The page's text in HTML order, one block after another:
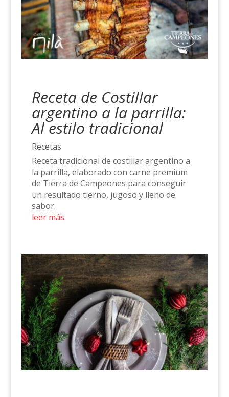
Receta de Costillar
argentino a la parrilla:
Al estilo tradicional
Recetas
Receta tradicional de costillar argentino a
la parrilla, elaborado con carne premium
de Tierra de Campeones para conseguir
un resultado tierno, jugoso y lleno de
sabor.
leer más